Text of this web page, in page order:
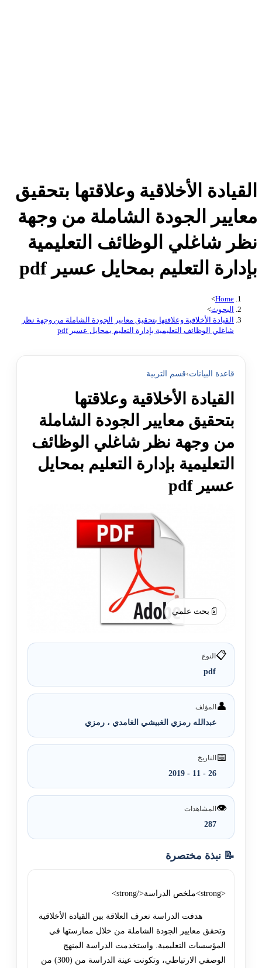
القيادة الأخلاقية وعلاقتها بتحقيق
معايير الجودة الشاملة من وجهة
نظر شاغلي الوظائف التعليمية
بإدارة التعليم بمحايل عسير pdf
Home
>
البحوث>
القيادة الأخلاقية وعلاقتها بتحقيق معايير الجودة الشاملة من وجهة نظر
شاغلي الوظائف التعليمية بإدارة التعليم بمحايل عسير pdf
قاعدة البيانات›قسم التربية
القيادة الأخلاقية وعلاقتها
بتحقيق معايير الجودة الشاملة
من وجهة نظر شاغلي الوظائف
التعليمية بإدارة التعليم بمحايل
عسير pdf
📄 بحث علمي
📋النوع
pdf
👤المؤلف
عبدالله رمزي الغبيشي الغامدي ، رمزي
📅التاريخ
26 - 11 - 2019
👁️المشاهدات
287
📝 نبذة مختصرة
<strong>ملخص الدراسة</strong>
هدفت الدراسة تعرف العلاقة بين القيادة الأخلاقية
وتحقق معايير الجودة الشاملة من خلال ممارستها في
المؤسسات التعليمية. واستخدمت الدراسة المنهج
الوصفي الارتباطي، وتکونت عينة الدراسة من (300) من